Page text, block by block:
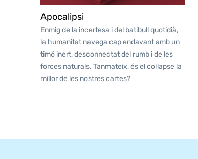
Apocalipsi
Enmig de la incertesa i del batibull quotidià,
la humanitat navega cap endavant amb un
timó inert, desconnectat del rumb i de les
forces naturals. Tanmateix, és el col·lapse la
millor de les nostres cartes?